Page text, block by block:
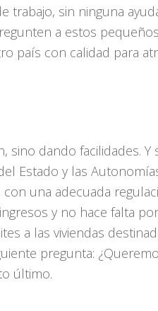
trabajo, sin ninguna
a estos
país con calidad para
dando facilidades. Y
Estado y las
una adecuada
y no hace falta
a las viviendas
pregunta:
último.